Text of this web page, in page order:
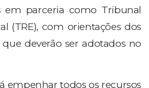
em parceria como Tribunal
(TRE), com orientações dos
deverão ser adotados no
empenhar todos os recursos